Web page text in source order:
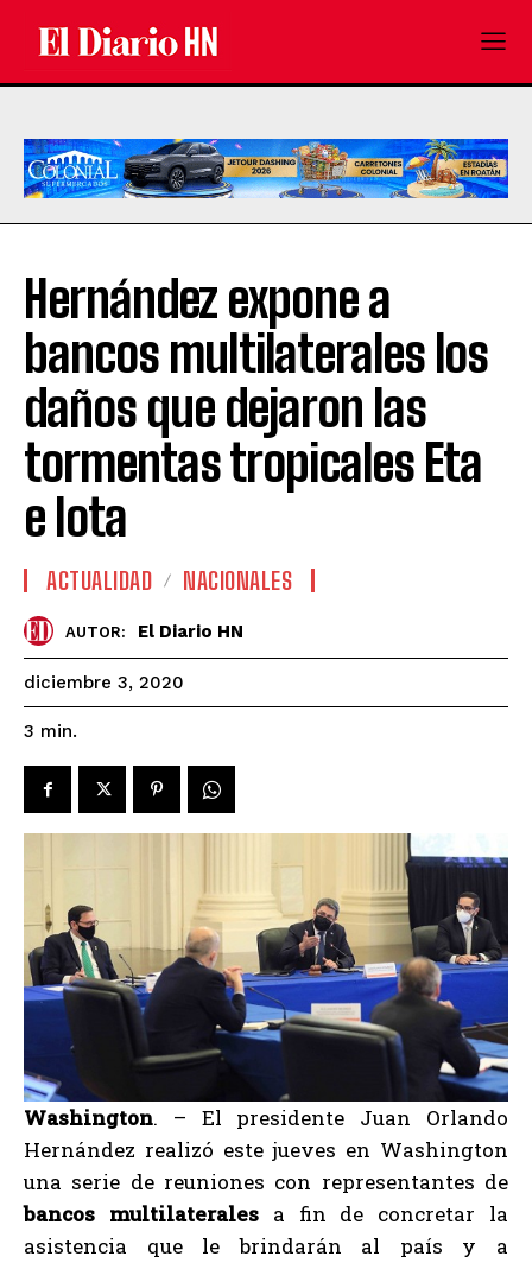
Hernández expone a
bancos multilaterales los
daños que dejaron las
tormentas tropicales Eta
e Iota
ACTUALIDAD NACIONALES
AUTOR: El Diario HN
diciembre 3, 2020
3 min.
Washington. – El presidente Juan Orlando
Hernández realizó este jueves en Washington
una serie de reuniones con representantes de
bancos multilateralesa fin de concretar la
asistencia que le brindarán al país y a